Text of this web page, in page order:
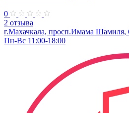
0
2 отзыва
г.Махачкала, просп.Имама Шамиля,
Пн-Вс 11:00-18:00